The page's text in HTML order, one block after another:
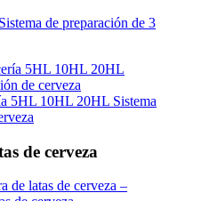
de preparación de 3
5HL 10HL 20HL Sistema
de cerveza